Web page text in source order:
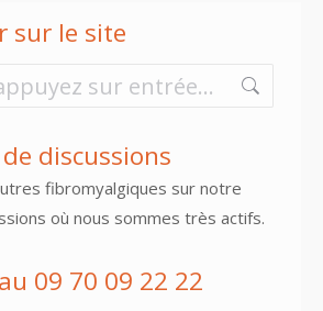
sur le site
discussions
fibromyalgiques sur notre
où nous sommes très actifs.
09 70 09 22 22